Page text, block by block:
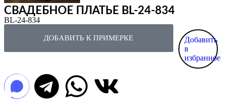
СВАДЕБНОЕ ПЛАТЬЕ BL-24-834
BL-24-834
ДОБАВИТЬ К ПРИМЕРКЕ
Добавить
в
избранное